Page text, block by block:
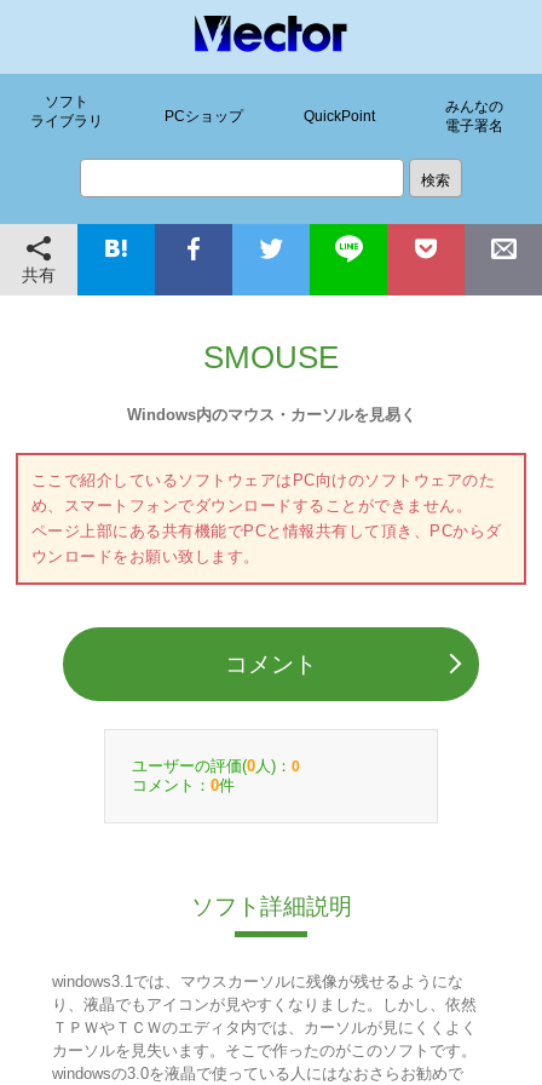
ソフト
ライブラリ
PCショップ QuickPoint
みんなの
電子署名
共有
SMOUSE
Windows内のマウス・カーソルを見易く
ここで紹介しているソフトウェアはPC向けのソフトウェアのた
め、スマートフォンでダウンロードすることができません。
ページ上部にある共有機能でPCと情報共有して頂き、PCからダ
ウンロードをお願い致します。
コメント
ユーザーの評価(0 人)： 0
コメント： 0件
ソフト詳細説明
windows3.1では、マウスカーソルに残像が残せるようにな
り、液晶でもアイコンが見やすくなりました。しかし、依然
ＴＰＷやＴＣＷのエディタ内では、カーソルが見にくくよく
カーソルを見失います。そこで作ったのがこのソフトです。
windowsの3.0を液晶で使っている人にはなおさらお勧めで